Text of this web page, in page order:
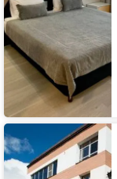
Отель
История